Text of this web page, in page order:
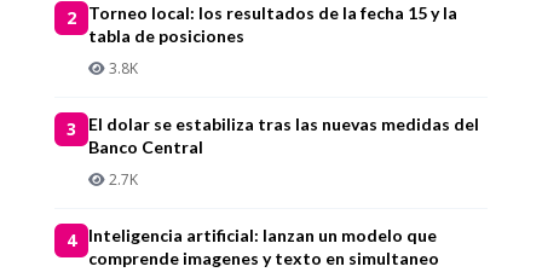
2
Torneo local: los resultados de la fecha 15 y la
tabla de posiciones
3.8K
3
El dolar se estabiliza tras las nuevas medidas del
Banco Central
2.7K
4
Inteligencia artificial: lanzan un modelo que
comprende imagenes y texto en simultaneo